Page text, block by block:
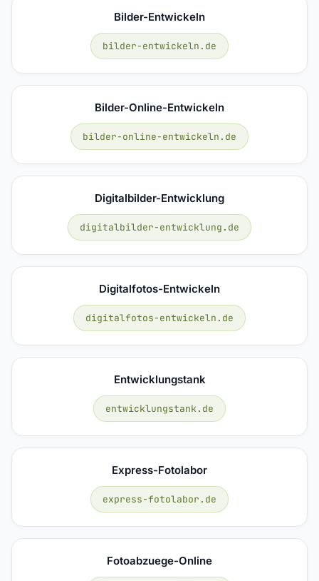
Bilder-Entwickeln
bilder-entwickeln.de
Bilder-Online-Entwickeln
bilder-online-entwickeln.de
Digitalbilder-Entwicklung
digitalbilder-entwicklung.de
Digitalfotos-Entwickeln
digitalfotos-entwickeln.de
Entwicklungstank
entwicklungstank.de
Express-Fotolabor
express-fotolabor.de
Fotoabzuege-Online